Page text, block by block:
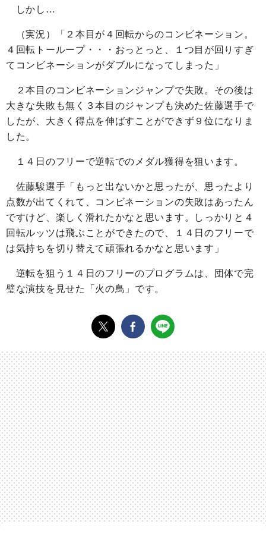
しかし…
（実況）「２本目が４回転からのコンビネーション。
４回転トーループ・・・おっとっと、１つ目が回りすぎ
てコンビネーションがダブルになってしまった」
２本目のコンビネーションジャンプで失敗。その後は
大きな失敗も無く３本目のジャンプも決めた佐藤選手で
したが、大きく得点を伸ばすことができず９位になりま
した。
１４日のフリーで逆転でのメダル獲得を狙います。
佐藤駿選手「もっと出ないかと思ったが、思ったより
点数が出てくれて、コンビネーションの失敗はあったん
ですけど、楽しく滑れたかなと思います。しっかりと４
回転ルッツは飛ぶことができたので、１４日のフリーで
は気持ちを切り替えて頑張れるかなと思います」
逆転を狙う１４日のフリーのプログラムは、団体で完
璧な演技を見せた「火の鳥」です。